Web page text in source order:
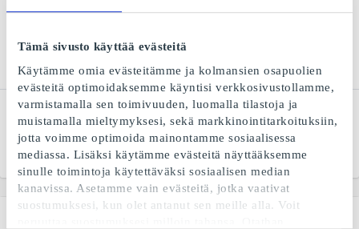
Tämä sivusto käyttää evästeitä
Käytämme omia evästeitämme ja kolmansien osapuolien
evästeitä optimoidaksemme käyntisi verkkosivustollamme,
varmistamalla sen toimivuuden, luomalla tilastoja ja
muistamalla mieltymyksesi, sekä markkinointitarkoituksiin,
jotta voimme optimoida mainontamme sosiaalisessa
mediassa. Lisäksi käytämme evästeitä näyttääksemme
sinulle toimintoja käytettäväksi sosiaalisen median
kanavissa. Asetamme vain evästeitä, jotka vaativat
suostumuksesi, kun olet antanut sen meille alla. Voit
IKEA FI Lahjakortti
Alkaen 5 €
Tokmanni FI Lahjakortti
Fiksun ostamisen puolesta
Alkaen 5 €